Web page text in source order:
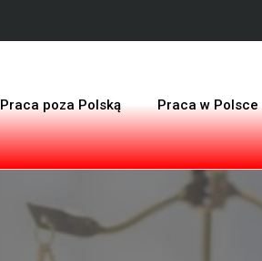
Praca poza Polską Praca w Polsce